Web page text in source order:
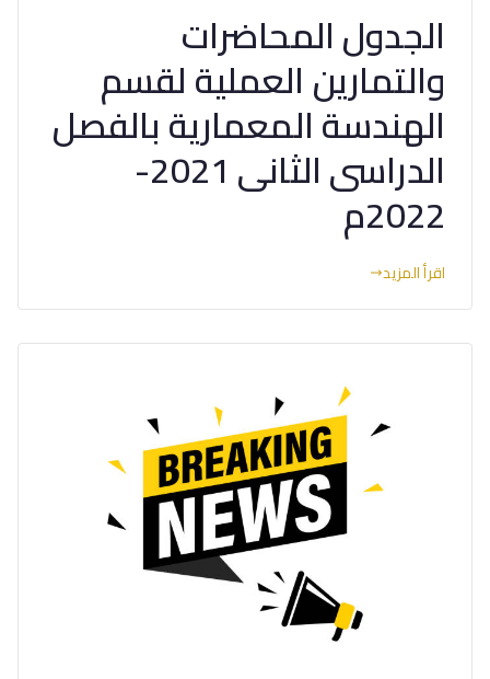
الجدول المحاضرات
والتمارين العملية لقسم
الهندسة المعمارية بالفصل
الدراسى الثانى 2021-
2022م
اقرأ المزيد